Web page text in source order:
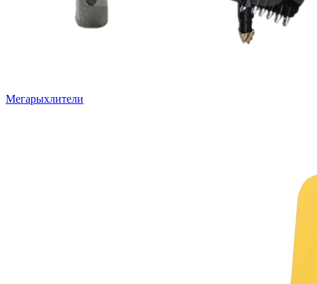
Мегарыхлители